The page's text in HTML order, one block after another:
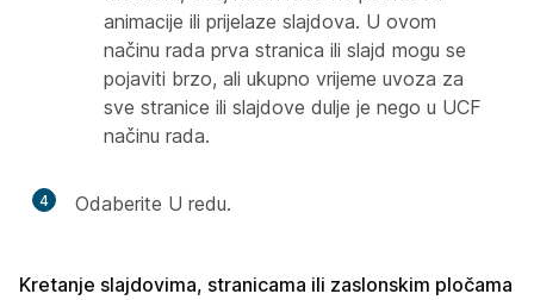
animacije ili prijelaze slajdova. U ovom
načinu rada prva stranica ili slajd mogu se
pojaviti brzo, ali ukupno vrijeme uvoza za
sve stranice ili slajdove dulje je nego u UCF
načinu rada.
4 Odaberite U redu.
Kretanje slajdovima, stranicama ili zaslonskim pločama